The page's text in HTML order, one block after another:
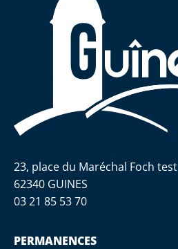
23, place du Maréchal Foch test
62340 GUINES
03 21 85 53 70
PERMANENCES